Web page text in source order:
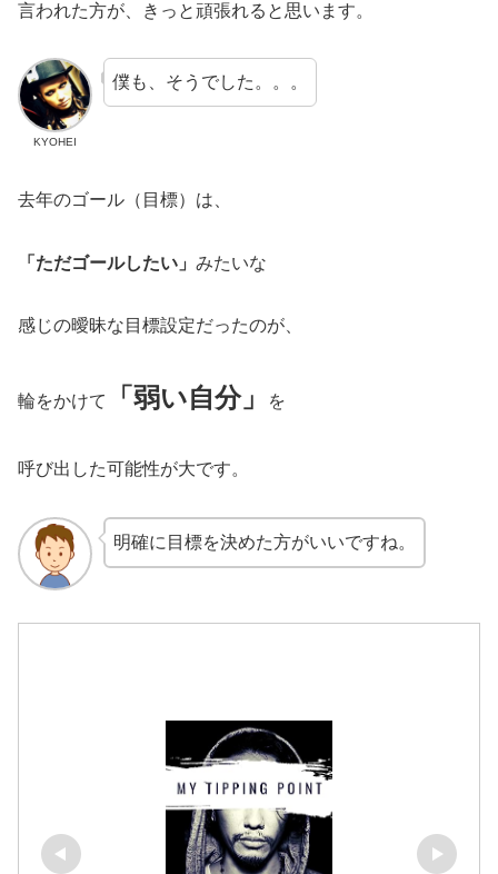
言われた方が、きっと頑張れると思います。
KYOHEI
僕も、そうでした。。。
去年のゴール（目標）は、
「ただゴールしたい」 みたいな
感じの曖昧な目標設定だったのが、
輪をかけて 「弱い自分」 を
呼び出した可能性が大です。
明確に目標を決めた方がいいですね。